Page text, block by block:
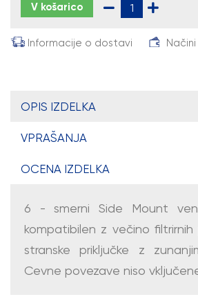
V košarico
Informacije o dostavi
OPIS IZDELKA
VPRAŠANJA
OCENA IZDELKA
6 - smerni Side Mount
kompatibilen z večino
stranske priključke z
Cevne povezave niso